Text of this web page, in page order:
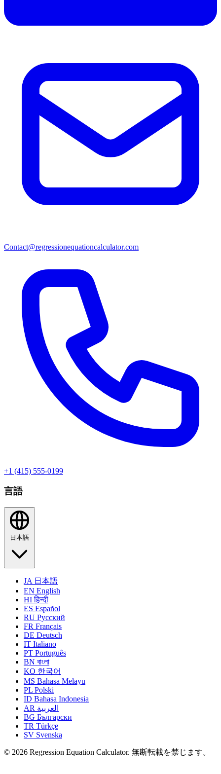
Contact@regressionequationcalculator.com
+1 (415) 555-0199
言語
JA 日本語
EN English
HIहिन्दी
ES Español
RU Русский
FR Français
DE Deutsch
IT Italiano
PT Português
BN বাংলা
KO 한국어
MS Bahasa Melayu
PL Polski
ID Bahasa Indonesia
AR العربية
BG Български
TR Türkçe
SV Svenska
© 2026 Regression Equation Calculator. 無断転載を禁じます。